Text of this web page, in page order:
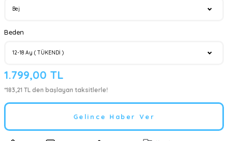
Beden
1.799,00 TL
*183,21 TL den başlayan taksitlerle!
Gelince Haber Ver